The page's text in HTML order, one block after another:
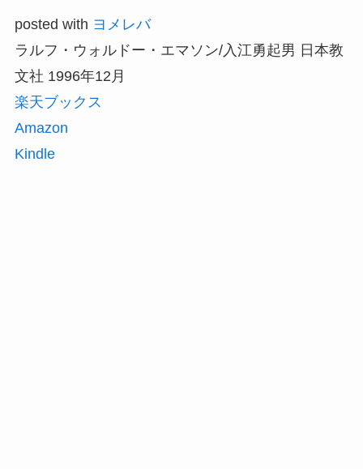
posted with ヨメレバ
ラルフ・ウォルドー・エマソン/入江勇起男 日本教
文社 1996年12月
楽天ブックス
Amazon
Kindle